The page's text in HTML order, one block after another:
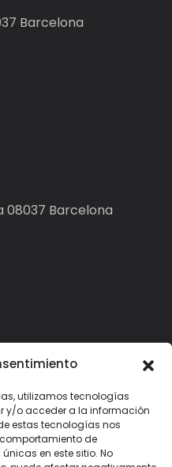
utilizamos tecnologías
y/o acceder a la información
estas tecnologías nos
de
en este sitio. No
Barcelona
08037 Barcelona